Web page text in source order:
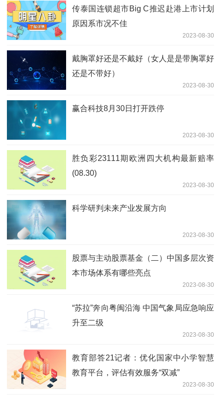
传泰国连锁超市Big C推迟赴港上市计划
原因系市况不佳
2023-08-30
戴胸罩好还是不戴好（女人是是带胸罩好
还是不带好）
2023-08-30
赢合科技8月30日打开跌停
2023-08-30
胜负彩23111期欧洲四大机构最新赔率
(08.30)
2023-08-30
科学研判未来产业发展方向
2023-08-30
股票与主动股票基金（二）中国多层次资
本市场体系有哪些亮点
2023-08-30
“苏拉”奔向粤闽沿海 中国气象局应急响应
升至二级
2023-08-30
教育部答21记者：优化国家中小学智慧
教育平台，评估有效服务“双减”
2023-08-30